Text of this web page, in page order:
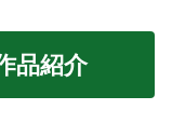
品紹介